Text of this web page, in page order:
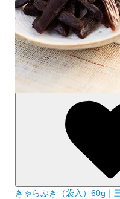
きゃらぶき（袋入）60g｜